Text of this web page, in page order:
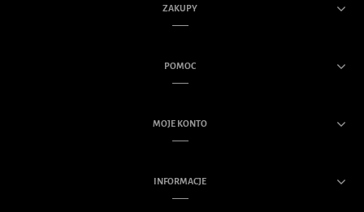
ZAKUPY
POMOC
MOJE KONTO
INFORMACJE